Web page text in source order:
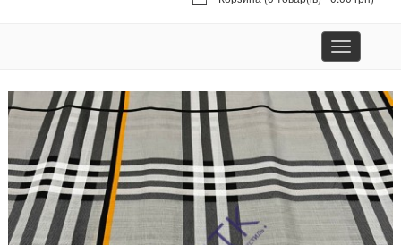
Toggle
navigation